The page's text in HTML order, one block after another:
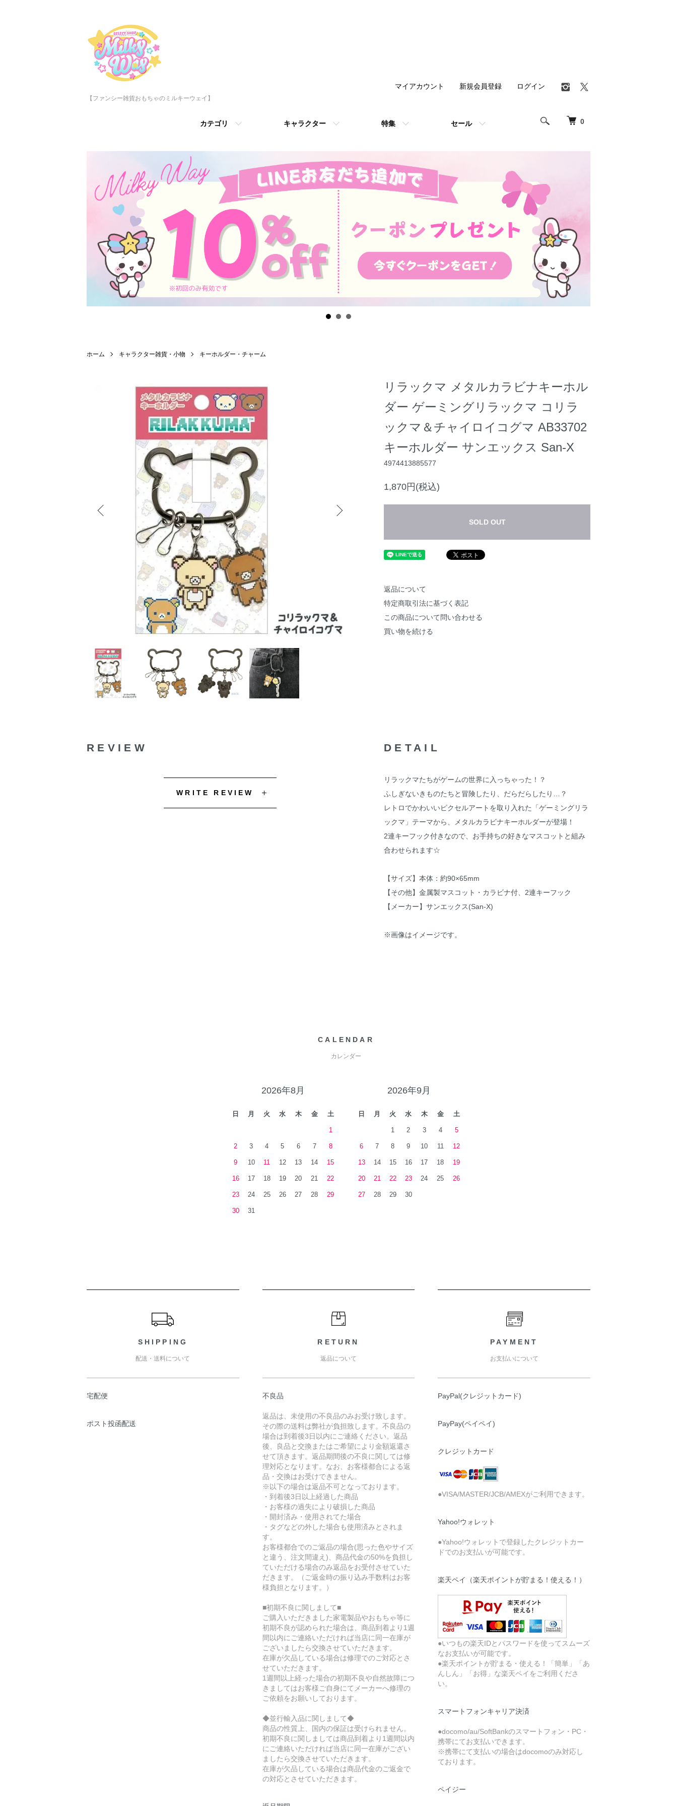
【ファンシー雑貨おもちゃのミルキーウェイ】
0
カテゴリ キャラクター 特集 セール
マイアカウント 新規会員登録 ログイン
ホーム キャラクター雑貨・小物 キーホルダー・チャーム
リラックマ メタルカラビナキーホル
ダー ゲーミングリラックマ コリラ
ックマ＆チャイロイコグマ AB33702
キーホルダー サンエックス San-X
4974413885577
1,870円(税込)
SOLD OUT
返品について
特定商取引法に基づく表記
この商品について問い合わせる
買い物を続ける
DETAIL
リラックマたちがゲームの世界に入っちゃった！？
ふしぎないきものたちと冒険したり、だらだらしたり…？
レトロでかわいいピクセルアートを取り入れた「ゲーミングリラ
ックマ」テーマから、メタルカラビナキーホルダーが登場！
2連キーフック付きなので、お手持ちの好きなマスコットと組み
合わせられます☆
【サイズ】本体：約90×65mm
【その他】金属製マスコット・カラビナ付、2連キーフック
【メーカー】サンエックス(San-X)
※画像はイメージです。
REVIEW
WRITE REVIEW
CALENDAR
カレンダー
2026年8月
日 月 火 水 木 金 土
1
2 3 4 5 6 7 8
9 10 11 12 13 14 15
16 17 18 19 20 21 22
23 24 25 26 27 28 29
30 31
2026年9月
日 月 火 水 木 金 土
1 2 3 4 5
6 7 8 9 10 11 12
13 14 15 16 17 18 19
20 21 22 23 24 25 26
27 28 29 30
SHIPPING
配送・送料について
宅配便
ポスト投函配送
RETURN
返品について
不良品
返品は、未使用の不良品のみお受け致します。
その際の送料は弊社が負担致します。不良品の
場合は到着後3日以内にご連絡ください。返品
後、良品と交換またはご希望により金額返還さ
せて頂きます。返品期間後の不良に関しては修
理対応となります。なお、お客様都合による返
品・交換はお受けできません。
※以下の場合は返品不可となっております。
・到着後3日以上経過した商品
・お客様の過失により破損した商品
・開封済み・使用されてた場合
・タグなどの外した場合も使用済みとされま
す。
お客様都合でのご返品の場合(思った色やサイズ
と違う、注文間違え)、商品代金の50%を負担し
ていただける場合のみ返品をお受付させていた
だきます。（ご返金時の振り込み手数料はお客
様負担となります。）
■初期不良に関しまして■
ご購入いただきました家電製品やおもちゃ等に
初期不良が認められた場合は、商品到着より1週
間以内にご連絡いただければ当店に同一在庫が
ございましたら交換させていただきます。
在庫が欠品している場合は修理でのご対応とさ
せていただきます。
1週間以上経った場合の初期不良や自然故障につ
きましてはお客様ご自身にてメーカーへ修理の
ご依頼をお願いしております。
◆並行輸入品に関しまして◆
商品の性質上、国内の保証は受けられません。
初期不良に関しましては商品到着より1週間以内
にご連絡いただければ当店に同一在庫がござい
ましたら交換させていただきます。
在庫が欠品している場合は商品代金のご返金で
の対応とさせていただきます。
PAYMENT
お支払いについて
PayPal(クレジットカード)
PayPay(ペイペイ)
クレジットカード
●VISA/MASTER/JCB/AMEXがご利用できます。
Yahoo!ウォレット
●Yahoo!ウォレットで登録したクレジットカー
ドでのお支払いが可能です。
楽天ペイ（楽天ポイントが貯まる！使える！）
●いつもの楽天IDとパスワードを使ってスムーズ
なお支払いが可能です。
●楽天ポイントが貯まる・使える！「簡単」「あ
んしん」「お得」な楽天ペイをご利用くださ
い。
スマートフォンキャリア決済
●docomo/au/SoftBankのスマートフォン・PC・
携帯にてお支払いできます。
※携帯にて支払いの場合はdocomoのみ対応し
ております。
ペイジー